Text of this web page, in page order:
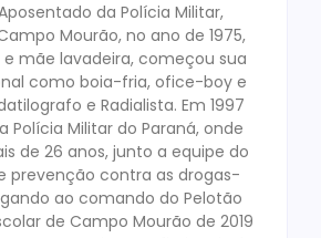
da Polícia Militar,
Mourão, no ano de 1975,
e mãe lavadeira, começou sua
como boia-fria, ofice-boy e
e Radialista. Em 1997
Polícia Militar do Paraná, onde
de 26 anos, junto a equipe do
prevenção contra as drogas-
ao comando do Pelotão
de Campo Mourão de 2019